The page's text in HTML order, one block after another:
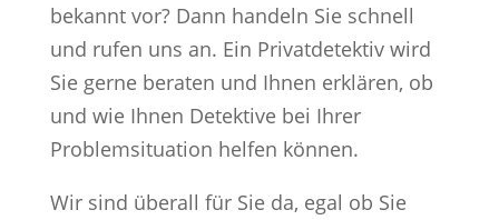
bekannt vor? Dann handeln Sie schnell
und rufen uns an. Ein Privatdetektiv wird
Sie gerne beraten und Ihnen erklären, ob
und wie Ihnen Detektive bei Ihrer
Problemsituation helfen können.
Wir sind überall für Sie da, egal ob Sie